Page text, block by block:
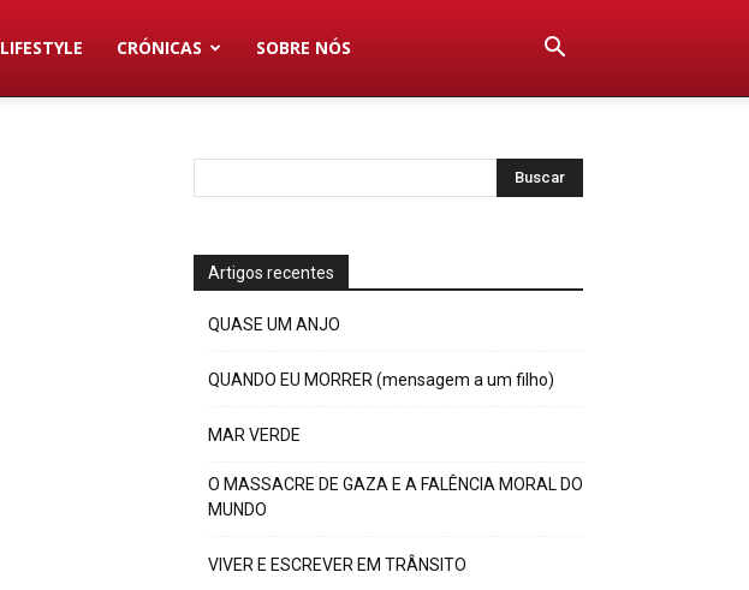
LIFESTYLE CRÓNICAS SOBRE NÓS
Artigos recentes
QUASE UM ANJO
QUANDO EU MORRER (mensagem a um filho)
MAR VERDE
O MASSACRE DE GAZA E A FALÊNCIA MORAL DO
MUNDO
VIVER E ESCREVER EM TRÂNSITO